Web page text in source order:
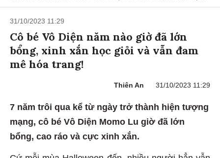
31/10/2023 11:29
Cô bé Vô Diện năm nào giờ đã lớn
bổng, xinh xắn học giỏi và vẫn đam
mê hóa trang!
Thiên An 31/10/2023 11:29
7 năm trôi qua kể từ ngày trở thành hiện tượng
mạng, cô bé Vô Diện Momo Lu giờ đã lớn
bổng, cao ráo và cực xinh xắn.